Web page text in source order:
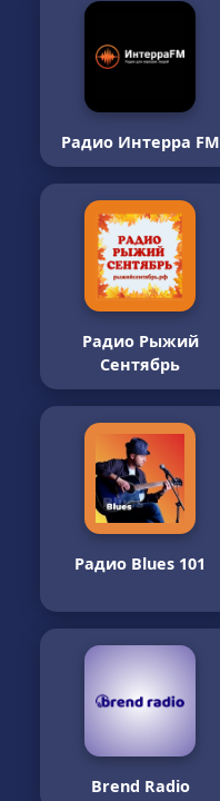
Радио Интерра FM
Радио Рыжий
Сентябрь
Радио Blues 101
Brend Radio